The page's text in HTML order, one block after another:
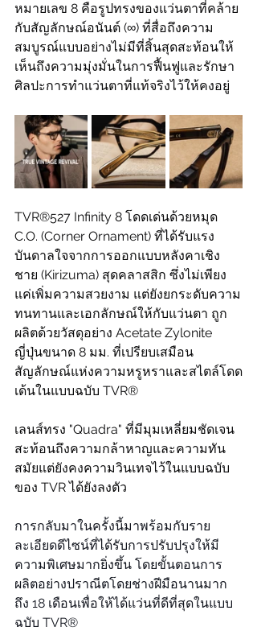
หมายเลข 8 คือรูปทรงของแว่นตาที่คล้าย
กับสัญลักษณ์อนันต์ (∞) ที่สื่อถึงความ
สมบูรณ์แบบอย่างไม่มีที่สิ้นสุดสะท้อนให้
เห็นถึงความมุ่งมั่นในการฟื้นฟูและรักษา
ศิลปะการทำแว่นตาที่แท้จริงไว้ให้คงอยู่
TVR®527 Infinity 8 โดดเด่นด้วยหมุด
C.O. (Corner Ornament) ที่ได้รับแรง
บันดาลใจจากการออกแบบหลังคาเชิง
ชาย (Kirizuma) สุดคลาสสิก ซึ่งไม่เพียง
แค่เพิ่มความสวยงาม แต่ยังยกระดับความ
ทนทานและเอกลักษณ์ให้กับแว่นตา ถูก
ผลิตด้วยวัสดุอย่าง Acetate Zylonite
ญี่ปุ่นขนาด 8 มม. ที่เปรียบเสมือน
สัญลักษณ์แห่งความหรูหราและสไตล์โดด
เด้นในแบบฉบับ TVR®
เลนส์ทรง "Quadra" ที่มีมุมเหลี่ยมชัดเจน
สะท้อนถึงความกล้าหาญและความทัน
สมัยแต่ยังคงความวินเทจไว้ในแบบฉบับ
ของ TVR ได้ยังลงตัว
การกลับมาในครั้งนี้มาพร้อมกับราย
ละเอียดดีไซน์ที่ได้รับการปรับปรุงให้มี
ความพิเศษมากยิ่งขึ้น โดยขั้นตอนการ
ผลิตอย่างปราณีตโดยช่างฝีมือนานมาก
ถึง 18 เดือนเพื่อให้ได้แว่นที่ดีที่สุดในแบบ
ฉบับ TVR®